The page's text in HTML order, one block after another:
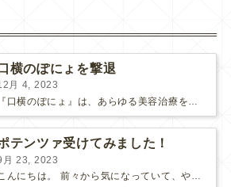
口横のぽにょを撃退
月 4, 2023
『口横のぽにょ』は、あらゆる美容治療を行ってもなかなか良くならないことで有名ですね。 糸リフトは口横にフォーカスするのは難しいですし、ショッピングスレッドを毎月受けるにはコストがかかります… ...
テンツァ受けてみました！
月 23, 2023
こんにちは。 前々から気になっていて、やってみたい！ と思っていたポテンツァが当院に導入され私も体験してみました♪ 施術をする看護師として、ポテンツァとは何かをお伝えできればいいなと思い...